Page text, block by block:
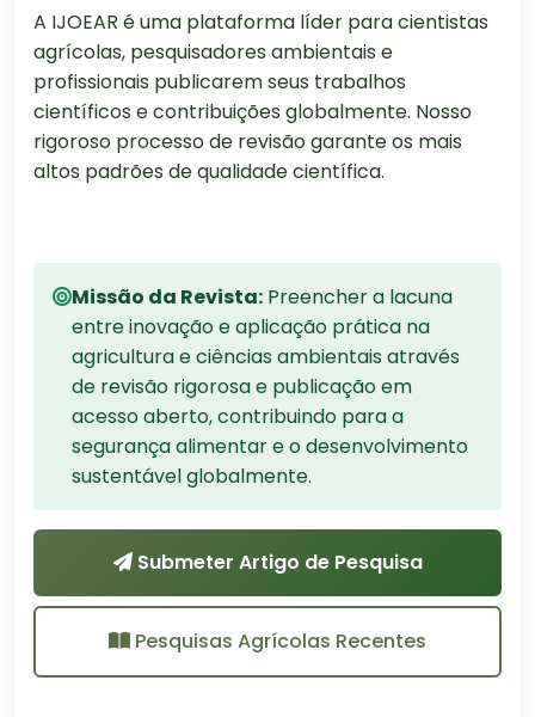
A IJOEAR é uma plataforma líder para cientistas
agrícolas, pesquisadores ambientais e
profissionais publicarem seus trabalhos
científicos e contribuições globalmente. Nosso
rigoroso processo de revisão garante os mais
altos padrões de qualidade científica.
Missão da Revista: Preencher a lacuna
entre inovação e aplicação prática na
agricultura e ciências ambientais através
de revisão rigorosa e publicação em
acesso aberto, contribuindo para a
segurança alimentar e o desenvolvimento
sustentável globalmente.
Submeter Artigo de Pesquisa
Pesquisas Agrícolas Recentes